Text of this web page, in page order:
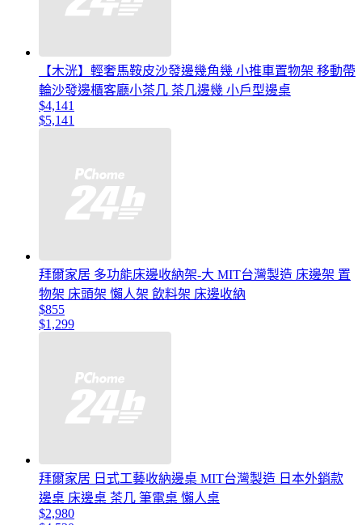
【木洸】輕奢馬鞍皮沙發邊幾角幾 小推車置物架 移動帶
輪沙發邊櫃客廳小茶几 茶几邊幾 小戶型邊桌
$4,141
$5,141
拜爾家居 多功能床邊收納架-大 MIT台灣製造 床邊架 置
物架 床頭架 懶人架 飲料架 床邊收納
$855
$1,299
拜爾家居 日式工藝收納邊桌 MIT台灣製造 日本外銷款
邊桌 床邊桌 茶几 筆電桌 懶人桌
$2,980